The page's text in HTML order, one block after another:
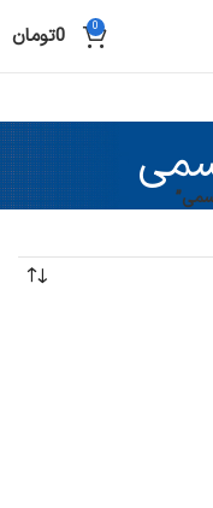
0
0تومان